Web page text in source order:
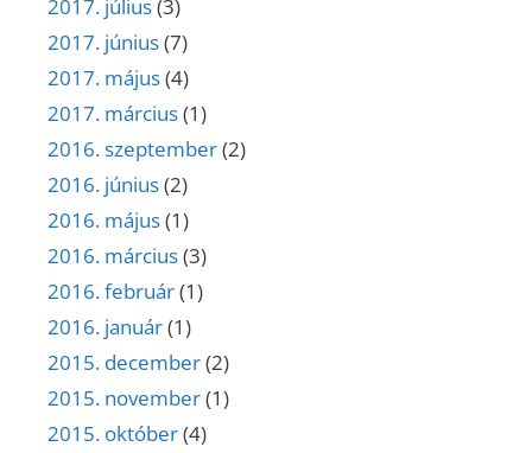
2017. július(3)
2017. június(7)
2017. május(4)
2017. március(1)
2016. szeptember(2)
2016. június(2)
2016. május(1)
2016. március(3)
2016. február(1)
2016. január(1)
2015. december(2)
2015. november(1)
2015. október(4)